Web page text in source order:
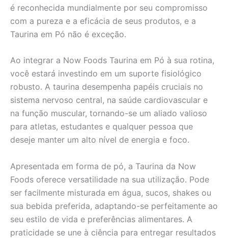
é reconhecida mundialmente por seu compromisso
com a pureza e a eficácia de seus produtos, e a
Taurina em Pó não é exceção.
Ao integrar a Now Foods Taurina em Pó à sua rotina,
você estará investindo em um suporte fisiológico
robusto. A taurina desempenha papéis cruciais no
sistema nervoso central, na saúde cardiovascular e
na função muscular, tornando-se um aliado valioso
para atletas, estudantes e qualquer pessoa que
deseje manter um alto nível de energia e foco.
Apresentada em forma de pó, a Taurina da Now
Foods oferece versatilidade na sua utilização. Pode
ser facilmente misturada em água, sucos, shakes ou
sua bebida preferida, adaptando-se perfeitamente ao
seu estilo de vida e preferências alimentares. A
praticidade se une à ciência para entregar resultados